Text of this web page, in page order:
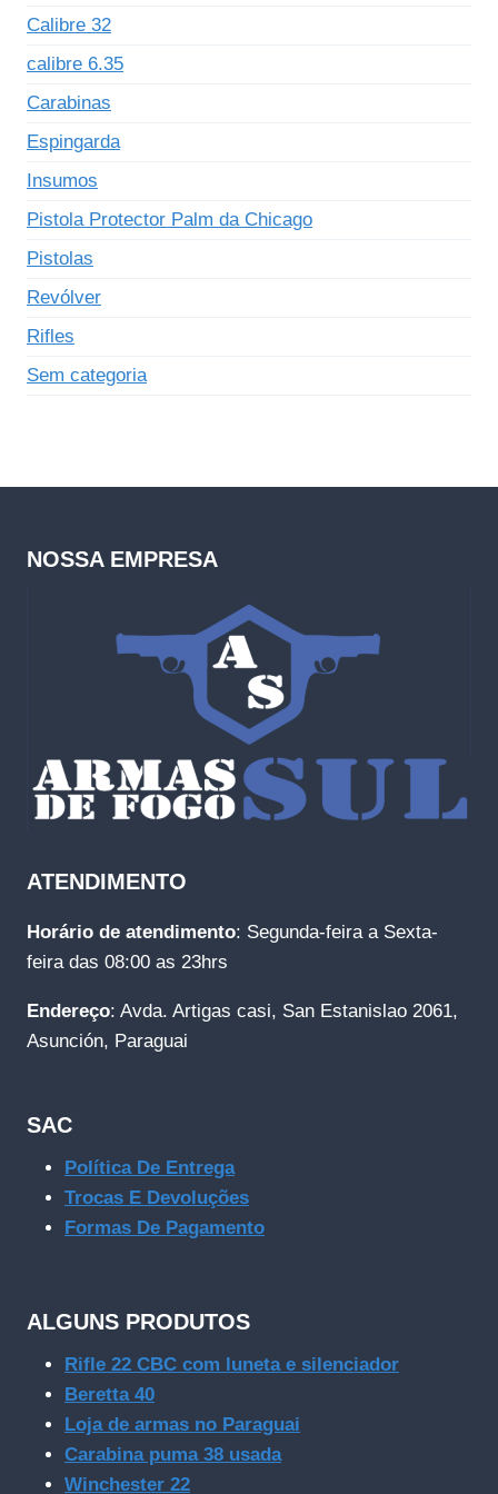
Calibre 32
calibre 6.35
Carabinas
Espingarda
Insumos
Pistola Protector Palm da Chicago
Pistolas
Revólver
Rifles
Sem categoria
NOSSA EMPRESA
ATENDIMENTO
Horário de atendimento: Segunda-feira a Sexta-
feira das 08:00 as 23hrs
Endereço: Avda. Artigas casi, San Estanislao 2061,
Asunción, Paraguai
SAC
Política De Entrega
Trocas E Devoluções
Formas De Pagamento
ALGUNS PRODUTOS
Rifle 22 CBC com luneta e silenciador
Beretta 40
Loja de armas no Paraguai
Carabina puma 38 usada
Winchester 22